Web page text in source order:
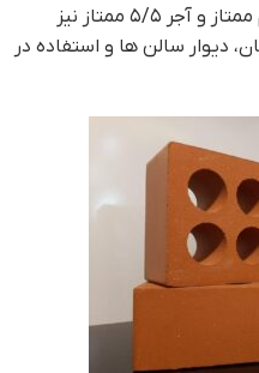
آجر لفتون قيمت . این آجر که به نام ممتاز و آجر ۵/۵ ممتاز نیز
دیوار سالن ها و استفاده در